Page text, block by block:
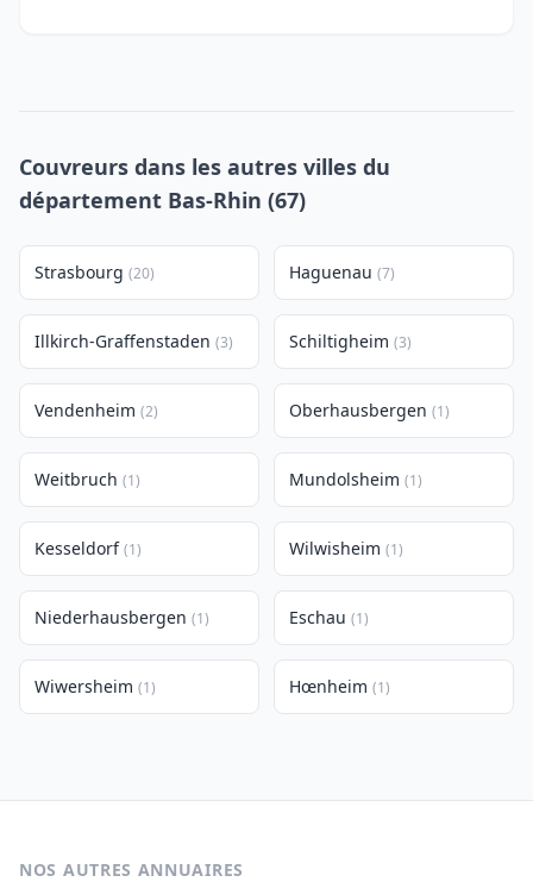
Couvreurs dans les autres villes du
département Bas-Rhin (67)
Strasbourg (20) Haguenau (7)
Illkirch-Graffenstaden (3) Schiltigheim (3)
Vendenheim (2) Oberhausbergen (1)
Weitbruch (1) Mundolsheim (1)
Kesseldorf (1) Wilwisheim (1)
Niederhausbergen (1) Eschau (1)
Wiwersheim (1) Hœnheim (1)
NOS AUTRES ANNUAIRES